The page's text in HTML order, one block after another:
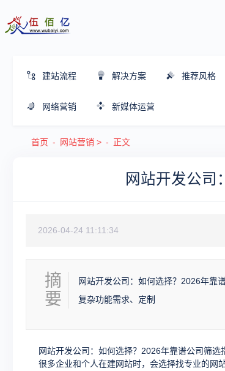
建站流程 解决方案 推荐风格
网络营销 新媒体运营
首页 网站营销 > 正文
网站开发公司
2026-04-24 11:11:34
摘
要
网站开发公司：如何选择？2026年靠
复杂功能需求、定制
网站开发公司：如何选择？2026年靠谱公司筛选
很多企业和个人在建网站时，会选择找专业的网